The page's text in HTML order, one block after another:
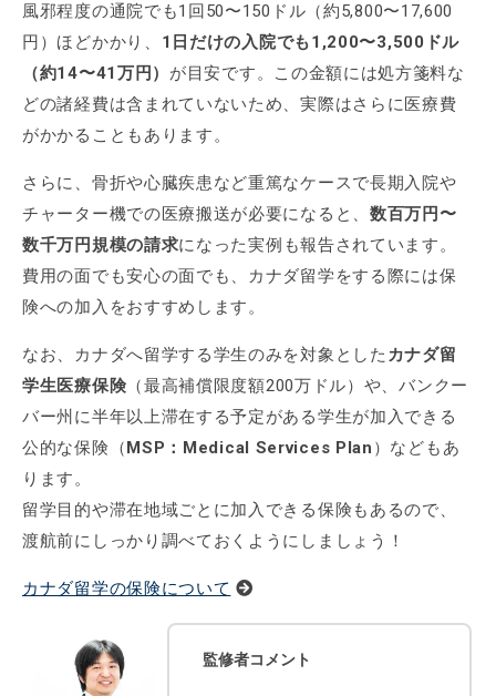
風邪程度の通院でも1回50〜150ドル（約5,800〜17,600
円）ほどかかり、 1日だけの入院でも1,200〜3,500ドル
（約14〜41万円） が目安です。この金額には処方箋料な
どの諸経費は含まれていないため、実際はさらに医療費
がかかることもあります。
さらに、骨折や心臓疾患など重篤なケースで長期入院や
チャーター機での医療搬送が必要になると、 数百万円〜
数千万円規模の請求になった実例も報告されています。
費用の面でも安心の面でも、カナダ留学をする際には保
険への加入をおすすめします。
なお、カナダへ留学する学生のみを対象とした カナダ留
学生医療保険（最高補償限度額200万ドル）や、バンクー
バー州に半年以上滞在する予定がある学生が加入できる
公的な保険（MSP：Medical Services Plan ）などもあ
ります。
留学目的や滞在地域ごとに加入できる保険もあるので、
渡航前にしっかり調べておくようにしましょう！
カナダ留学の保険について
監修者コメント